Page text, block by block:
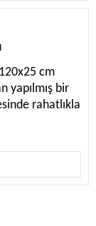
cm
yapılmış bir
rahatlıkla